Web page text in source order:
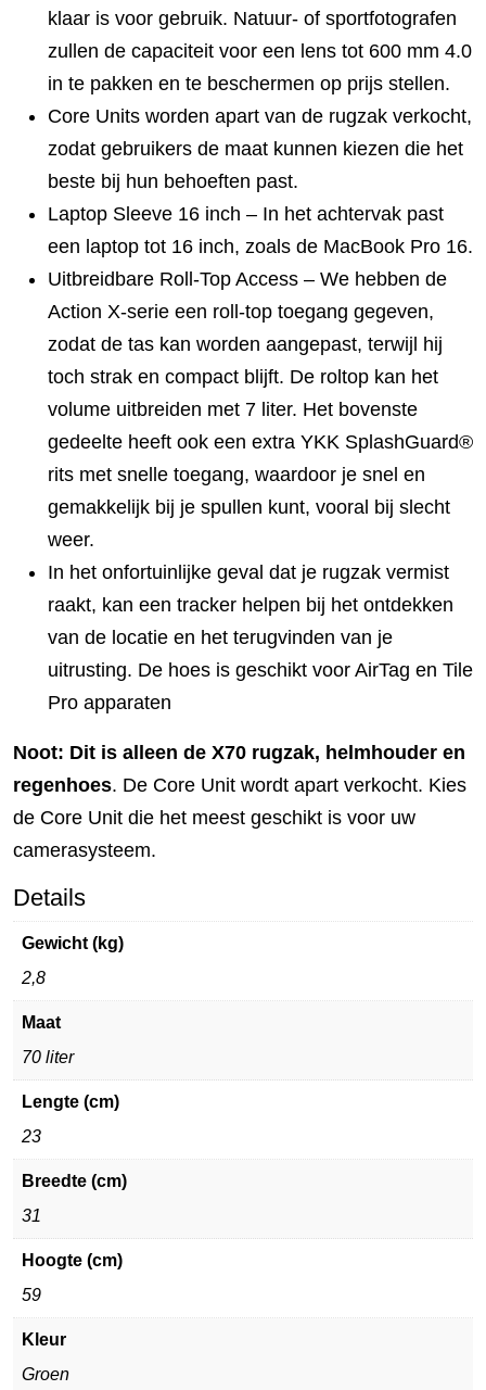
klaar is voor gebruik. Natuur- of sportfotografen
zullen de capaciteit voor een lens tot 600 mm 4.0
in te pakken en te beschermen op prijs stellen.
Core Units worden apart van de rugzak verkocht,
zodat gebruikers de maat kunnen kiezen die het
beste bij hun behoeften past.
Laptop Sleeve 16 inch – In het achtervak past
een laptop tot 16 inch, zoals de MacBook Pro 16.
Uitbreidbare Roll-Top Access – We hebben de
Action X-serie een roll-top toegang gegeven,
zodat de tas kan worden aangepast, terwijl hij
toch strak en compact blijft. De roltop kan het
volume uitbreiden met 7 liter. Het bovenste
gedeelte heeft ook een extra YKK SplashGuard®
rits met snelle toegang, waardoor je snel en
gemakkelijk bij je spullen kunt, vooral bij slecht
weer.
In het onfortuinlijke geval dat je rugzak vermist
raakt, kan een tracker helpen bij het ontdekken
van de locatie en het terugvinden van je
uitrusting. De hoes is geschikt voor AirTag en Tile
Pro apparaten
Noot: Dit is alleen de X70 rugzak, helmhouder en
regenhoes. De Core Unit wordt apart verkocht. Kies
de Core Unit die het meest geschikt is voor uw
camerasysteem.
Details
Gewicht (kg)
2,8
Maat
70 liter
Lengte (cm)
23
Breedte (cm)
31
Hoogte (cm)
59
Kleur
Groen